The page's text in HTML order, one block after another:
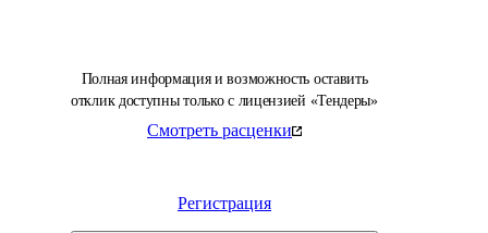
Полная информация и возможность оставить
отклик доступны только с лицензией «Тендеры»
Смотреть расценки
Регистрация